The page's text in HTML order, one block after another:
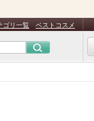
ゴリ一覧 ベストコスメ